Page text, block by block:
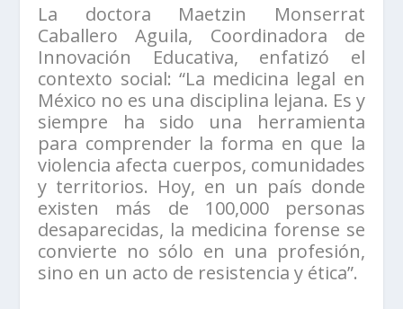
La doctora Maetzin Monserrat
Caballero Aguila, Coordinadora de
Innovación Educativa, enfatizó el
contexto social: “La medicina legal en
México no es una disciplina lejana. Es y
siempre ha sido una herramienta
para comprender la forma en que la
violencia afecta cuerpos, comunidades
y territorios. Hoy, en un país donde
existen más de 100,000 personas
desaparecidas, la medicina forense se
convierte no sólo en una profesión,
sino en un acto de resistencia y ética”.